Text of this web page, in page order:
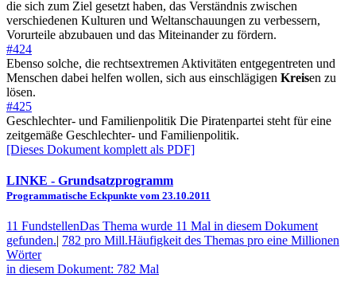
die sich zum Ziel gesetzt haben, das Verständnis zwischen
verschiedenen Kulturen und Weltanschauungen zu verbessern,
Vorurteile abzubauen und das Miteinander zu fördern.
#424
Ebenso solche, die rechtsextremen Aktivitäten entgegentreten und
Menschen dabei helfen wollen, sich aus einschlägigen Kreisen zu
lösen.
#425
Geschlechter- und Familienpolitik Die Piratenpartei steht für eine
zeitgemäße Geschlechter- und Familienpolitik.
[Dieses Dokument komplett als PDF]
LINKE - Grundsatzprogramm
Programmatische Eckpunkte vom 23.10.2011
11 FundstellenDas Thema wurde 11 Mal in diesem Dokument
gefunden.| 782 pro Mill.Häufigkeit des Themas pro eine Millionen
Wörter
in diesem Dokument: 782 Mal